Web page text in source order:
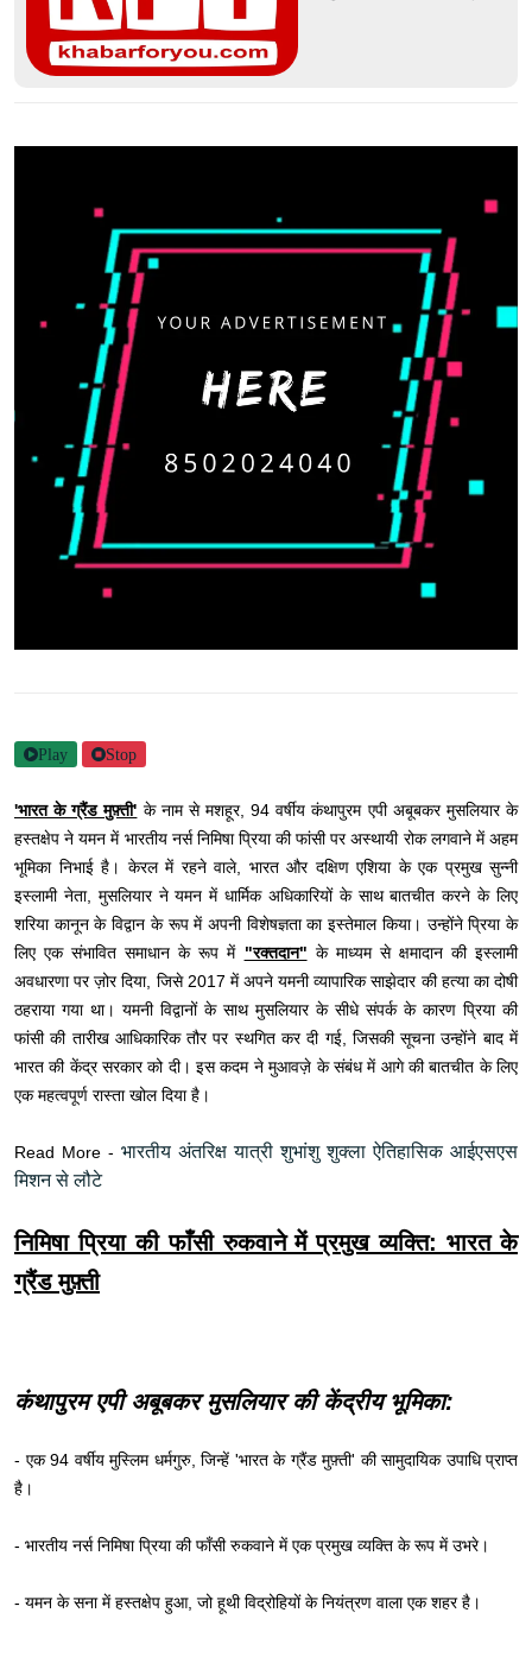
Play Stop
'भारत के ग्रैंड मुफ़्ती' के नाम से मशहूर, 94 वर्षीय कंथापुरम एपी अबूबकर मुसलियार के
हस्तक्षेप ने यमन में भारतीय नर्स निमिषा प्रिया की फांसी पर अस्थायी रोक लगवाने में अहम
भूमिका निभाई है। केरल में रहने वाले, भारत और दक्षिण एशिया के एक प्रमुख सुन्नी
इस्लामी नेता, मुसलियार ने यमन में धार्मिक अधिकारियों के साथ बातचीत करने के लिए
शरिया कानून के विद्वान के रूप में अपनी विशेषज्ञता का इस्तेमाल किया। उन्होंने प्रिया के
लिए एक संभावित समाधान के रूप में "रक्तदान" के माध्यम से क्षमादान की इस्लामी
अवधारणा पर ज़ोर दिया, जिसे 2017 में अपने यमनी व्यापारिक साझेदार की हत्या का दोषी
ठहराया गया था। यमनी विद्वानों के साथ मुसलियार के सीधे संपर्क के कारण प्रिया की
फांसी की तारीख आधिकारिक तौर पर स्थगित कर दी गई, जिसकी सूचना उन्होंने बाद में
भारत की केंद्र सरकार को दी। इस कदम ने मुआवज़े के संबंध में आगे की बातचीत के लिए
एक महत्वपूर्ण रास्ता खोल दिया है।
Read More - भारतीय अंतरिक्ष यात्री शुभांशु शुक्ला ऐतिहासिक आईएसएस
मिशन से लौटे
निमिषा प्रिया की फाँसी रुकवाने में प्रमुख व्यक्ति: भारत के
ग्रैंड मुफ़्ती
कंथापुरम एपी अबूबकर मुसलियार की केंद्रीय भूमिका:
- एक 94 वर्षीय मुस्लिम धर्मगुरु, जिन्हें 'भारत के ग्रैंड मुफ़्ती' की सामुदायिक उपाधि प्राप्त
है।
- भारतीय नर्स निमिषा प्रिया की फाँसी रुकवाने में एक प्रमुख व्यक्ति के रूप में उभरे।
- यमन के सना में हस्तक्षेप हुआ, जो हूथी विद्रोहियों के नियंत्रण वाला एक शहर है।